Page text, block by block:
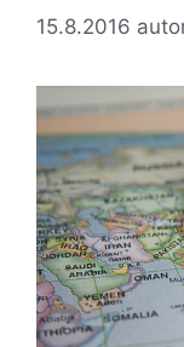
15.8.2016